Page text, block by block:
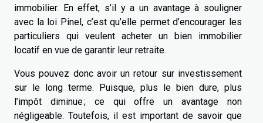
immobilier. En effet, s’il y a un avantage à souligner
avec la loi Pinel, c’est qu’elle permet d’encourager les
particuliers qui veulent acheter un bien immobilier
locatif en vue de garantir leur retraite.
Vous pouvez donc avoir un retour sur investissement
sur le long terme. Puisque, plus le bien dure, plus
l’impôt diminue ; ce qui offre un avantage non
négligeable. Toutefois, il est important de savoir que